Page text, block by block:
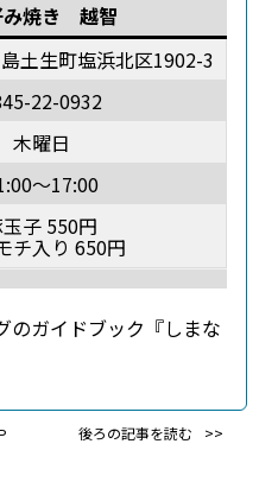
み焼き 越智
土生町塩浜北区1902-3
22-0932
木曜日
～17:00
子 550円
チ入り 650円
後ろの記事を読む